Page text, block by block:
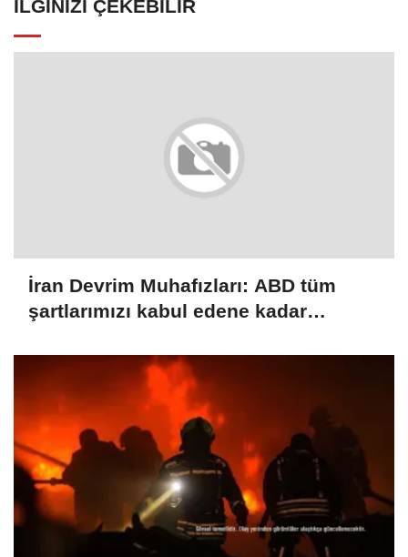
İLGINIZI ÇEKEBILIR
İran Devrim Muhafızları: ABD tüm
şartlarımızı kabul edene kadar
tutacağız